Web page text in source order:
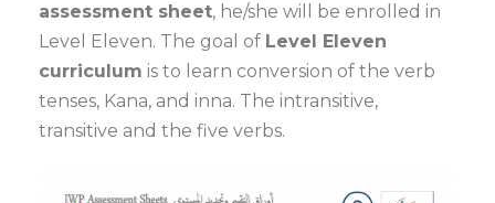
assessment sheet, he/she will be enrolled in
Level Eleven. The goal of Level Eleven
curriculum is to learn conversion of the verb
tenses, Kana, and inna. The intransitive,
transitive and the five verbs.